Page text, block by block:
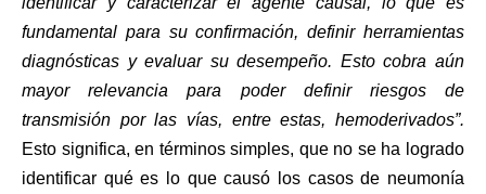
fundamental para su confirmación, definir herramientas
diagnósticas y evaluar su desempeño. Esto cobra aún
mayor relevancia para poder definir riesgos de
transmisión por las vías, entre estas, hemoderivados”.
Esto significa, en términos simples, que no se ha logrado
identificar qué es lo que causó los casos de neumonía